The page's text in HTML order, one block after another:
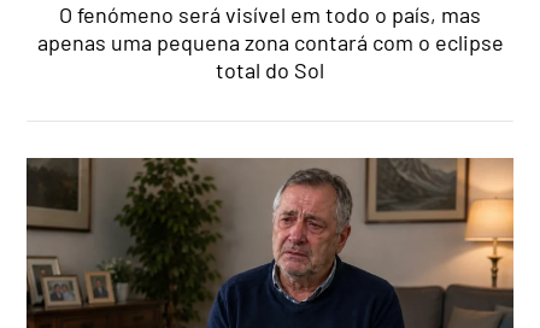
O fenómeno será visível em todo o país, mas
apenas uma pequena zona contará com o eclipse
total do Sol